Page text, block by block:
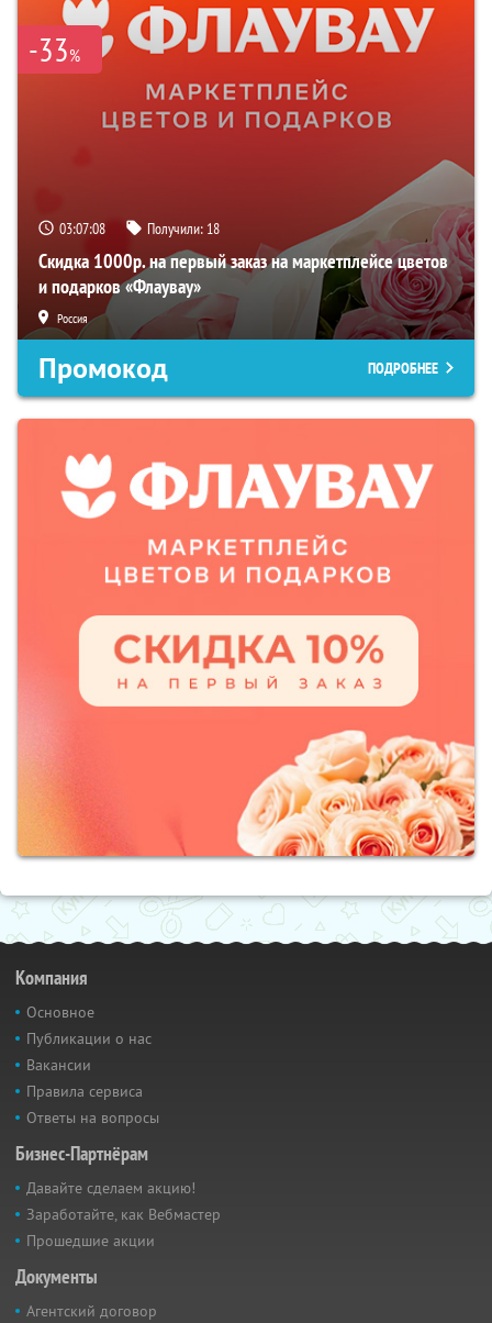
-33%
03:07:07 Получили: 18
Скидка 1000р. на первый заказ на маркетплейсе цветов
и подарков «Флаувау»
Россия
Промокод ПОДРОБНЕЕ
Компания
Основное
Публикации о нас
Вакансии
Правила сервиса
Ответы на вопросы
Бизнес-Партнёрам
Давайте сделаем акцию!
Заработайте, как Вебмастер
Прошедшие акции
Документы
Агентский договор